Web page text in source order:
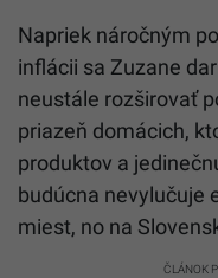
Napriek náročným
inflácii sa Zuzane
neustále rozširovať
priazeň domácich,
produktov a
budúcna nevylučuje
miest, no na
ČLÁNOK